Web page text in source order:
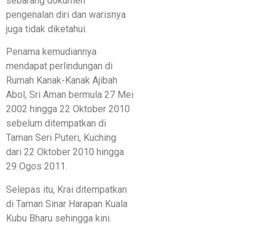
pengenalan diri dan warisnya
juga tidak diketahui.
Penama kemudiannya
mendapat perlindungan di
Rumah Kanak-Kanak Ajibah
Abol, Sri Aman bermula 27 Mei
2002 hingga 22 Oktober 2010
sebelum ditempatkan di
Taman Seri Puteri, Kuching
dari 22 Oktober 2010 hingga
29 Ogos 2011.
Selepas itu, Krai ditempatkan
di Taman Sinar Harapan Kuala
Kubu Bharu sehingga kini.